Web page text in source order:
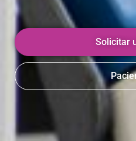
Solicitar